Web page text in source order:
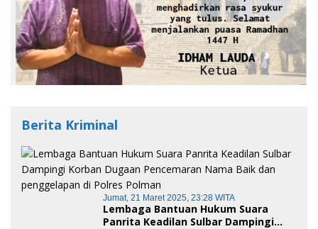
Berita Kriminal
Jumat, 21 Maret 2025, 23:28 WITA
Lembaga Bantuan Hukum Suara
Panrita Keadilan Sulbar Dampingi